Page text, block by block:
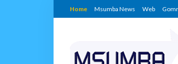
Home Msumba News Web